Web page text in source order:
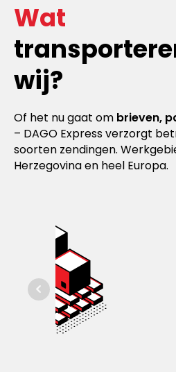
Wat
wij?
Of het nu gaat om brieven,
– DAGO Express verzorgt
soorten zendingen.
Herzegovina en heel Europa.